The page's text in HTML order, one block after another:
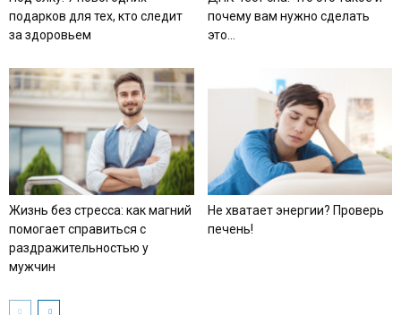
подарков для тех, кто следит
за здоровьем
почему вам нужно сделать
это...
Жизнь без стресса: как магний
помогает справиться с
раздражительностью у
мужчин
Не хватает энергии? Проверь
печень!